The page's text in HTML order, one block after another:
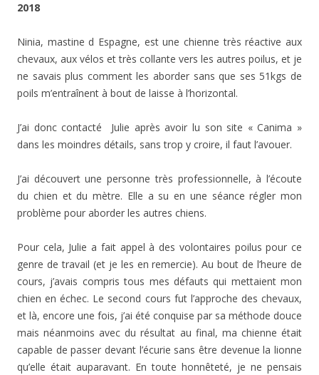
2018
Ninia, mastine d Espagne, est une chienne très réactive aux
chevaux, aux vélos et très collante vers les autres poilus, et je
ne savais plus comment les aborder sans que ses 51kgs de
poils m’entraînent à bout de laisse à l’horizontal.
J’ai donc contacté Julie après avoir lu son site « Canima »
dans les moindres détails, sans trop y croire, il faut l’avouer.
J’ai découvert une personne très professionnelle, à l’écoute
du chien et du mètre. Elle a su en une séance régler mon
problème pour aborder les autres chiens.
Pour cela, Julie a fait appel à des volontaires poilus pour ce
genre de travail (et je les en remercie). Au bout de l’heure de
cours, j’avais compris tous mes défauts qui mettaient mon
chien en échec. Le second cours fut l’approche des chevaux,
et là, encore une fois, j’ai été conquise par sa méthode douce
mais néanmoins avec du résultat au final, ma chienne était
capable de passer devant l’écurie sans être devenue la lionne
qu’elle était auparavant. En toute honnêteté, je ne pensais